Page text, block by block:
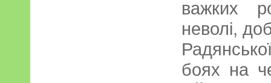
важких
неволі,
боях на